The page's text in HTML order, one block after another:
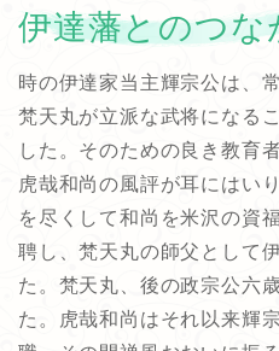
伊達藩とのつな
時の伊達家当主輝宗公は、
梵天丸が立派な武将になる
した。そのための良き教育
虎哉和尚の風評が耳にはい
を尽くして和尚を米沢の資
聘し、梵天丸の師父として
た。梵天丸、後の政宗公六
た。虎哉和尚はそれ以来輝